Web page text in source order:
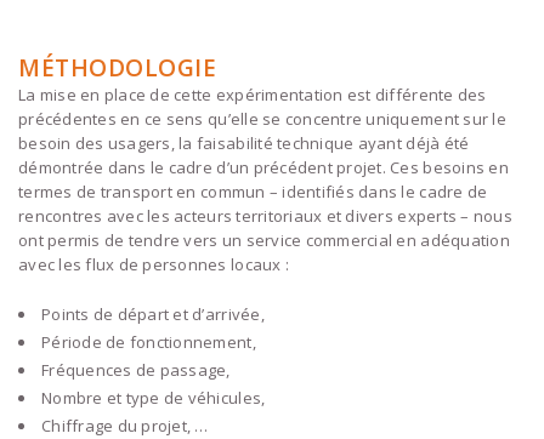
MÉTHODOLOGIE
La mise en place de cette expérimentation est différente des
précédentes en ce sens qu’elle se concentre uniquement sur le
besoin des usagers, la faisabilité technique ayant déjà été
démontrée dans le cadre d’un précédent projet. Ces besoins en
termes de transport en commun – identifiés dans le cadre de
rencontres avec les acteurs territoriaux et divers experts – nous
ont permis de tendre vers un service commercial en adéquation
avec les flux de personnes locaux :
Points de départ et d’arrivée,
Période de fonctionnement,
Fréquences de passage,
Nombre et type de véhicules,
Chiffrage du projet, …